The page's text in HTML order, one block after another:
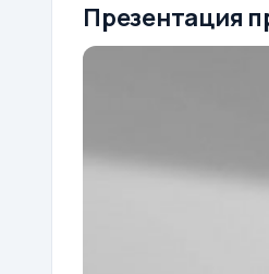
Презентация